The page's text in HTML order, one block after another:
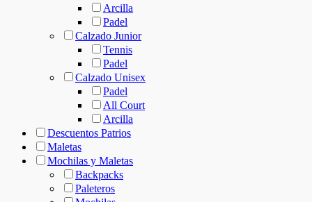
Arcilla
Padel
Calzado Junior
Tennis
Padel
Calzado Unisex
Padel
All Court
Arcilla
Descuentos Patrios
Maletas
Mochilas y Maletas
Backpacks
Paleteros